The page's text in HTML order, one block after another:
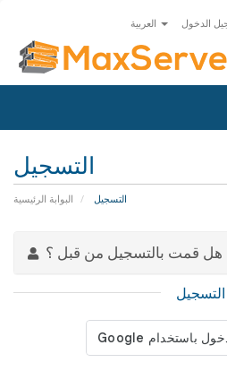
الدخول
التسجيل
البوابة الرئيسية التسجيل
هل قمت بالتسجيل من قبل ؟
التسجيل